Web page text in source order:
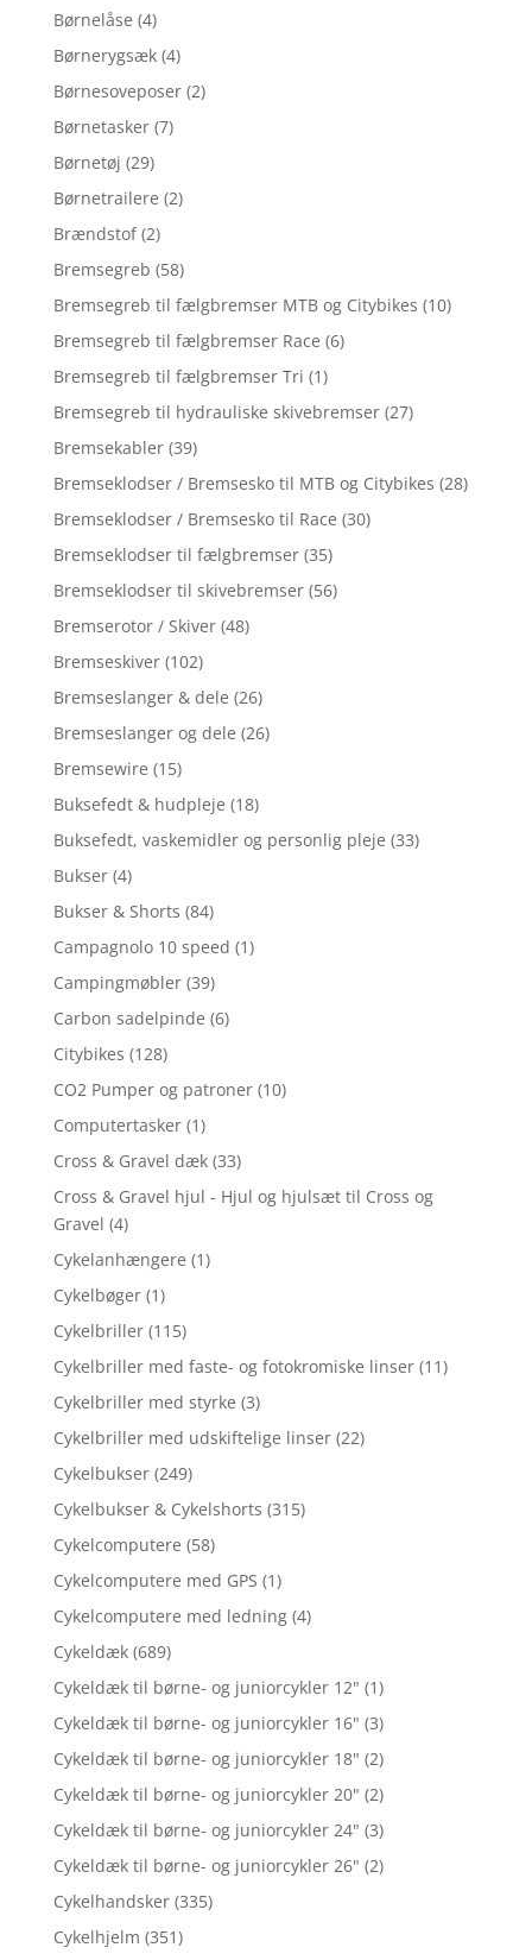
Børnelåse (4)
Børnerygsæk (4)
Børnesoveposer (2)
Børnetasker (7)
Børnetøj (29)
Børnetrailere (2)
Brændstof (2)
Bremsegreb (58)
Bremsegreb til fælgbremser MTB og Citybikes (10)
Bremsegreb til fælgbremser Race (6)
Bremsegreb til fælgbremser Tri (1)
Bremsegreb til hydrauliske skivebremser (27)
Bremsekabler (39)
Bremseklodser / Bremsesko til MTB og Citybikes (28)
Bremseklodser / Bremsesko til Race (30)
Bremseklodser til fælgbremser (35)
Bremseklodser til skivebremser (56)
Bremserotor / Skiver (48)
Bremseskiver (102)
Bremseslanger & dele (26)
Bremseslanger og dele (26)
Bremsewire (15)
Buksefedt & hudpleje (18)
Buksefedt, vaskemidler og personlig pleje (33)
Bukser (4)
Bukser & Shorts (84)
Campagnolo 10 speed (1)
Campingmøbler (39)
Carbon sadelpinde (6)
Citybikes (128)
CO2 Pumper og patroner (10)
Computertasker (1)
Cross & Gravel dæk (33)
Cross & Gravel hjul - Hjul og hjulsæt til Cross og
Gravel (4)
Cykelanhængere (1)
Cykelbøger (1)
Cykelbriller (115)
Cykelbriller med faste- og fotokromiske linser (11)
Cykelbriller med styrke (3)
Cykelbriller med udskiftelige linser (22)
Cykelbukser (249)
Cykelbukser & Cykelshorts (315)
Cykelcomputere (58)
Cykelcomputere med GPS (1)
Cykelcomputere med ledning (4)
Cykeldæk (689)
Cykeldæk til børne- og juniorcykler 12" (1)
Cykeldæk til børne- og juniorcykler 16" (3)
Cykeldæk til børne- og juniorcykler 18" (2)
Cykeldæk til børne- og juniorcykler 20" (2)
Cykeldæk til børne- og juniorcykler 24" (3)
Cykeldæk til børne- og juniorcykler 26" (2)
Cykelhandsker (335)
Cykelhjelm (351)